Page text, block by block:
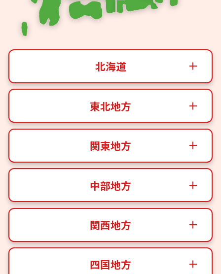
北海道
東北地方
関東地方
中部地方
関西地方
四国地方